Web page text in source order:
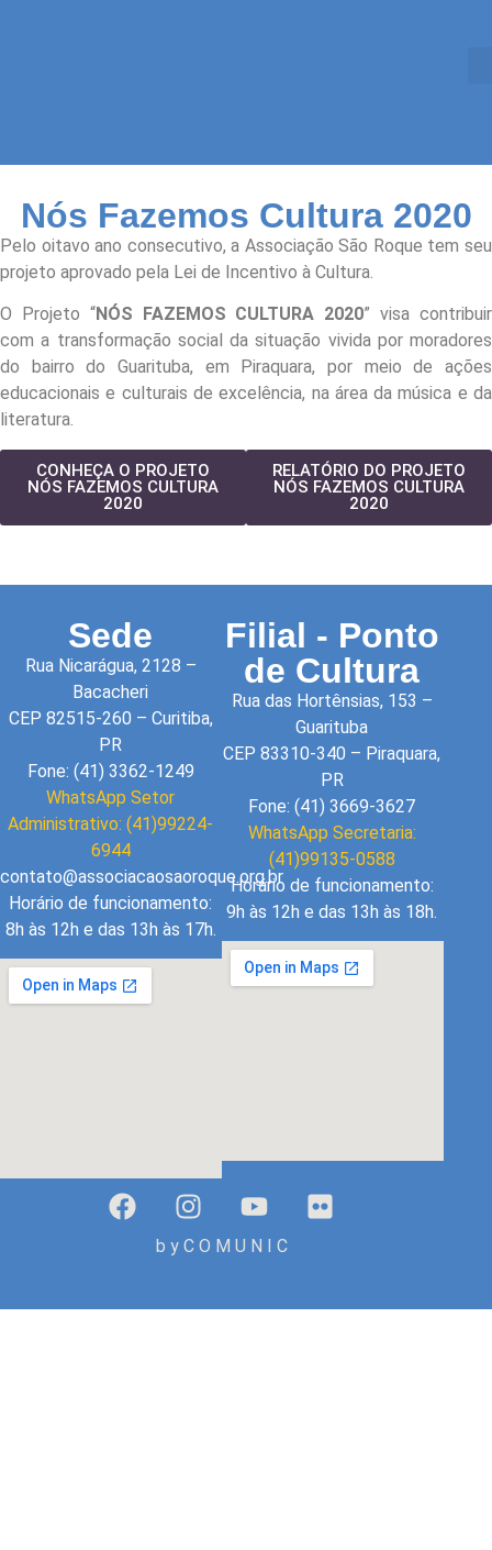
Nós Fazemos Cultura 2020
Pelo oitavo ano consecutivo, a Associação São Roque tem seu
projeto aprovado pela Lei de Incentivo à Cultura.
O Projeto “NÓS FAZEMOS CULTURA 2020” visa contribuir
com a transformação social da situação vivida por moradores
do bairro do Guarituba, em Piraquara, por meio de ações
educacionais e culturais de excelência, na área da música e da
literatura.
CONHEÇA O PROJETO
NÓS FAZEMOS CULTURA
2020
RELATÓRIO DO PROJETO
NÓS FAZEMOS CULTURA
2020
Sede
Rua Nicarágua, 2128 –
Bacacheri
CEP 82515-260 – Curitiba,
PR
Fone: (41) 3362-1249
WhatsApp Setor
Administrativo: (41)99224-
6944
contato@associacaosaoroque.org.br
Horário de funcionamento:
8h às 12h e das 13h às 17h.
Filial - Ponto
de Cultura
Rua das Hortênsias, 153 –
Guarituba
CEP 83310-340 – Piraquara,
PR
Fone: (41) 3669-3627
WhatsApp Secretaria:
(41)99135-0588
Horário de funcionamento:
9h às 12h e das 13h às 18h.
b y C O M U N I C